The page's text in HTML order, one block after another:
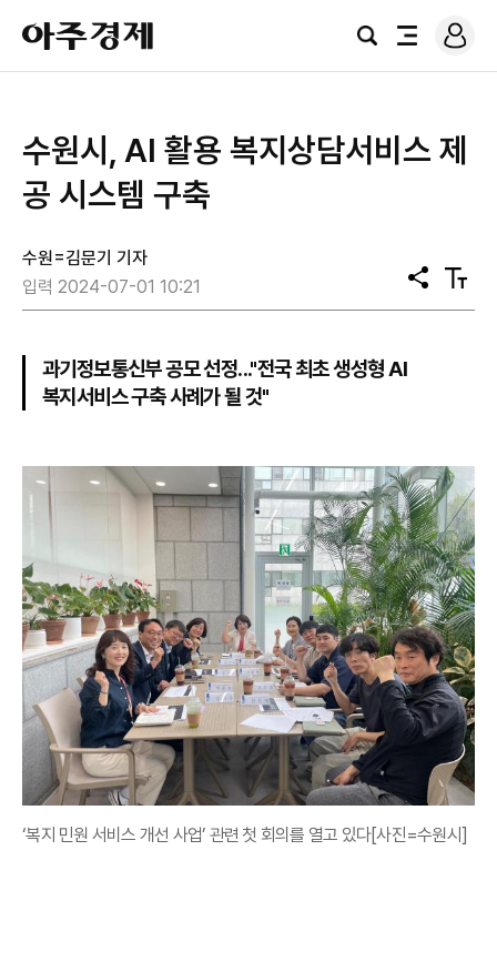
아
주
경
검
전
로
그
수원시, AI 활용 복지상담서비스 제
공 시스템 구축
수원=김문기 기자
입력 2024-07-01 10:21
공
유
텍
스
과기정보통신부 공모 선정..."전국 최초 생성형 AI
복지서비스 구축 사례가 될 것"
‘복지 민원 서비스 개선 사업’ 관련 첫 회의를 열고 있다[사진=수원시]